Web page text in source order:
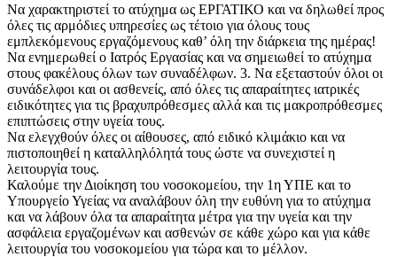
Να χαρακτηριστεί το ατύχημα ως ΕΡΓΑΤΙΚΟ και να δηλωθεί προς
όλες τις αρμόδιες υπηρεσίες ως τέτοιο για όλους τους
εμπλεκόμενους εργαζόμενους καθ’ όλη την διάρκεια της ημέρας!
Να ενημερωθεί ο Ιατρός Εργασίας και να σημειωθεί το ατύχημα
στους φακέλους όλων των συναδέλφων. 3. Να εξεταστούν όλοι οι
συνάδελφοι και οι ασθενείς, από όλες τις απαραίτητες ιατρικές
ειδικότητες για τις βραχυπρόθεσμες αλλά και τις μακροπρόθεσμες
επιπτώσεις στην υγεία τους.
Να ελεγχθούν όλες οι αίθουσες, από ειδικό κλιμάκιο και να
πιστοποιηθεί η καταλληλόλητά τους ώστε να συνεχιστεί η
λειτουργία τους.
Καλούμε την Διοίκηση του νοσοκομείου, την 1η ΥΠΕ και το
Υπουργείο Υγείας να αναλάβουν όλη την ευθύνη για το ατύχημα
και να λάβουν όλα τα απαραίτητα μέτρα για την υγεία και την
ασφάλεια εργαζομένων και ασθενών σε κάθε χώρο και για κάθε
λειτουργία του νοσοκομείου για τώρα και το μέλλον.